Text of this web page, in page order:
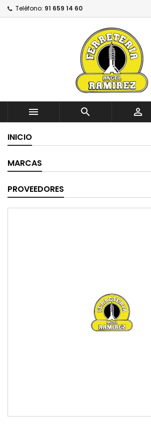
Teléfono: 91 659 14 60
  
INICIO
MARCAS
PROVEEDORES